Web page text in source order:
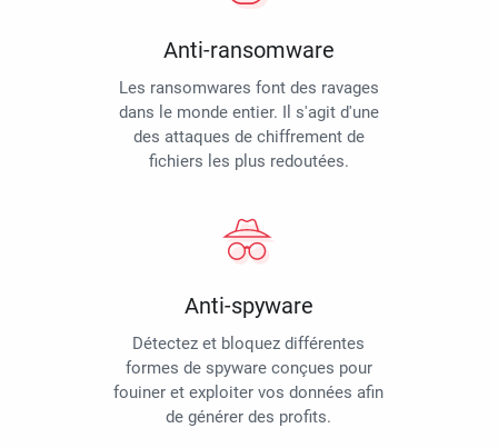
Anti-ransomware
Les ransomwares font des ravages
dans le monde entier. Il s'agit d'une
des attaques de chiffrement de
fichiers les plus redoutées.
Anti-spyware
Détectez et bloquez différentes
formes de spyware conçues pour
fouiner et exploiter vos données afin
de générer des profits.